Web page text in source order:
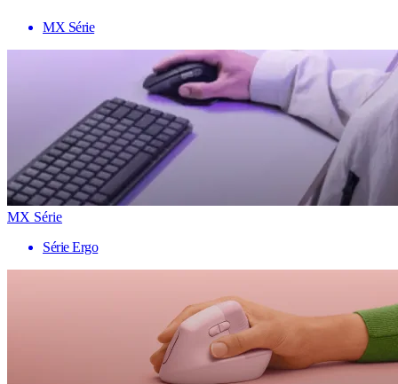
MX Série
MX Série
Série Ergo